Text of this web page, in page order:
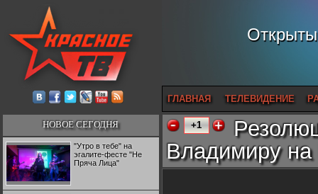
ГЛАВНАЯ ТЕЛЕВИДЕНИЕ
НОВОЕ СЕГОДНЯ
"Утро в тебе" на
эгалите-фесте "Не
Пряча Лица"
+1
Владимиру на